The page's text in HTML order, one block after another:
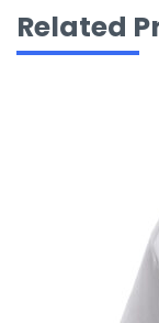
Related